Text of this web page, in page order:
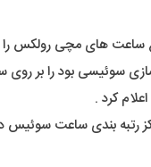
سوئیسی بود را بر روی
کرد .